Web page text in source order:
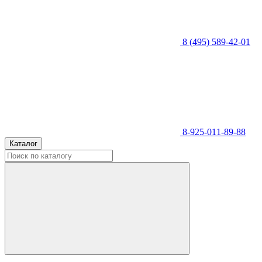
8 (495) 589-42-01
8-925-011-89-88
Каталог